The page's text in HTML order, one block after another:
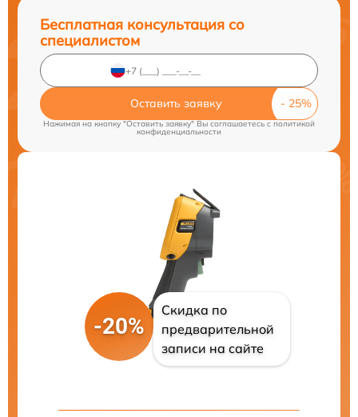
Бесплатная консультация со
специалистом
Оставить заявку
Нажимая на кнопку "Оставить заявку" Вы соглашаетесь cполитикой
конфиденциальности
-20%
Скидка по
предварительной
записи на сайте